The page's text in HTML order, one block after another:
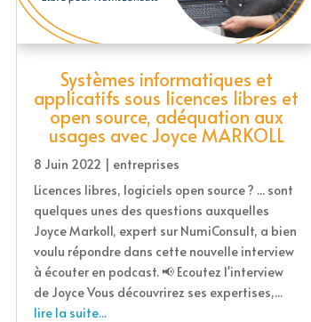
Systèmes informatiques et
applicatifs sous licences libres et
open source, adéquation aux
usages avec Joyce MARKOLL
8 Juin 2022 | entreprises
Licences libres, logiciels open source ? ... sont
quelques unes des questions auxquelles
Joyce Markoll, expert sur NumiConsult, a bien
voulu répondre dans cette nouvelle interview
à écouter en podcast. 📢 Ecoutez l'interview
de Joyce Vous découvrirez ses expertises,...
lire la suite...